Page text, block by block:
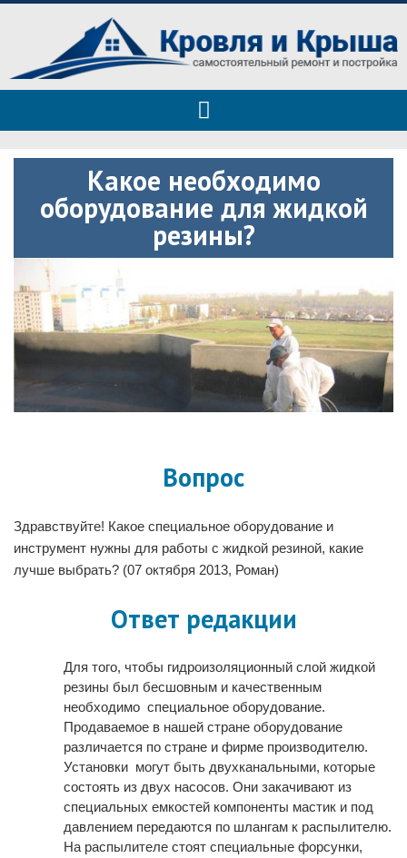
Roof tops — только полезные
советы
Полезные советы при строительстве дома и ремонте
Какое необходимо
оборудование для жидкой
резины?
Вопрос
Здравствуйте! Какое специальное оборудование и
инструмент нужны для работы с жидкой резиной, какие
лучше выбрать? (07 октября 2013, Роман)
Ответ редакции
Для того, чтобы гидроизоляционный слой жидкой
резины был бесшовным и качественным
необходимо специальное оборудование.
Продаваемое в нашей стране оборудование
различается по стране и фирме производителю.
Установки могут быть двухканальными, которые
состоять из двух насосов. Они закачивают из
специальных емкостей компоненты мастик и под
давлением передаются по шлангам к распылителю.
На распылителе стоят специальные форсунки,